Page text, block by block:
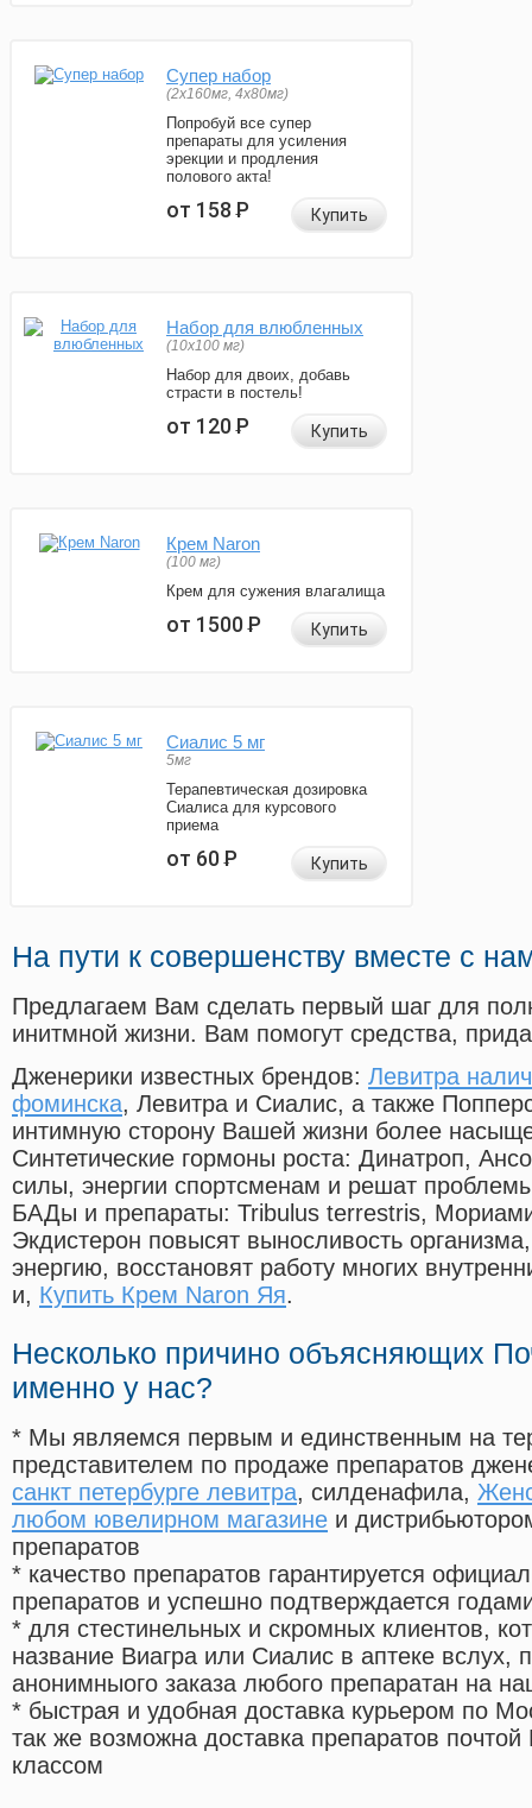
Супер набор
(2х160мг, 4х80мг)
Попробуй все супер
препараты для усиления
эрекции и продления
полового акта!
от 158Р Купить
Набор для влюбленных
(10х100 мг)
Набор для двоих, добавь
страсти в постель!
от 120Р Купить
Крем Naron
(100 мг)
Крем для сужения влагалища
от 1500Р Купить
Сиалис 5 мг
5мг
Терапевтическая дозировка
Сиалиса для курсового
приема
от 60Р Купить
На пути к совершенству вместе с
Предлагаем Вам сделать первый шаг для
инитмной жизни. Вам помогут средства,
Дженерики известных брендов: Левитра
фоминска, Левитра и Сиалис, а также
интимную сторону Вашей жизни более
Синтетические гормоны роста: Динатроп,
силы, энергии спортсменам и решат
БАДы и препараты: Tribulus terrestris,
Экдистерон повысят выносливость
энергию, восстановят работу многих
и, Купить Крем Naron Яя.
Несколько причино объясняющих
именно у нас?
* Мы являемся первым и единственным на
представителем по продаже препаратов
санкт петербурге левитра, силденафила,
любом ювелирном магазине и
препаратов
* качество препаратов гарантируется
препаратов и успешно подтверждается
* для стестинельных и скромных клиентов,
название Виагра или Сиалис в аптеке вслух,
анонимныого заказа любого препаратан на
* быстрая и удобная доставка курьером по
так же возможна доставка препаратов
классом